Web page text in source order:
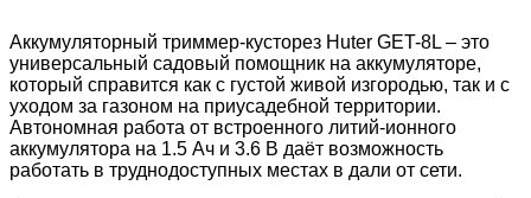
Аккумуляторный триммер-кусторез Huter GET-8L – это
универсальный садовый помощник на аккумуляторе,
который справится как с густой живой изгородью, так и с
уходом за газоном на приусадебной территории.
Автономная работа от встроенного литий-ионного
аккумулятора на 1.5 Ач и 3.6 В даёт возможность
работать в труднодоступных местах в дали от сети.